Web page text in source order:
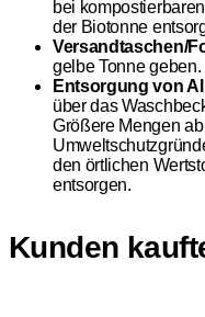
bei
der Biotonne
Versandtaschen/
gelbe Tonne geben.
Entsorgung von
über das
Größere Mengen
den örtlichen
entsorgen.
Kunden